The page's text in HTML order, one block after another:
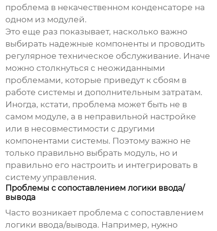
проблема в некачественном конденсаторе на
одном из модулей.
Это еще раз показывает, насколько важно
выбирать надежные компоненты и проводить
регулярное техническое обслуживание. Иначе
можно столкнуться с неожиданными
проблемами, которые приведут к сбоям в
работе системы и дополнительным затратам.
Иногда, кстати, проблема может быть не в
самом модуле, а в неправильной настройке
или в несовместимости с другими
компонентами системы. Поэтому важно не
только правильно выбрать модуль, но и
правильно его настроить и интегрировать в
систему управления.
Проблемы с сопоставлением логики ввода/
вывода
Часто возникает проблема с сопоставлением
логики ввода/вывода. Например, нужно